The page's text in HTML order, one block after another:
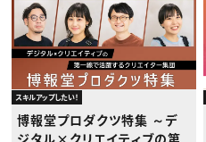
スキルアップしたい！
博報堂プロダクツ特集 ～デ